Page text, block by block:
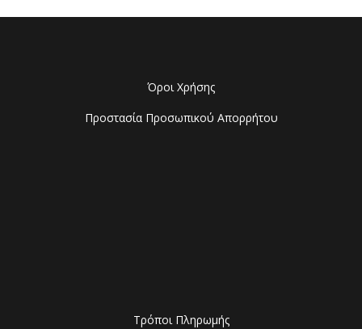
Όροι Χρήσης
Προστασία Προσωπικού Απορρήτου
Τρόποι Πληρωμής